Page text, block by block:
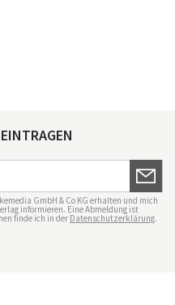
GmbH & Co KG erhalten und mich
informieren. Eine Abmeldung ist
finde ich in der Datenschutzerklärung.